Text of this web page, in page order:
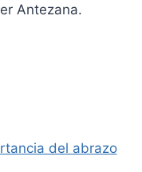
Antezana.
del abrazo